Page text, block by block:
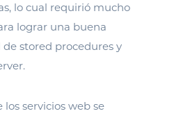
lo cual requirió mucho
lograr una buena
stored procedures y
los servicios web se